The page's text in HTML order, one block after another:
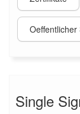
Oeffentlicher
Single